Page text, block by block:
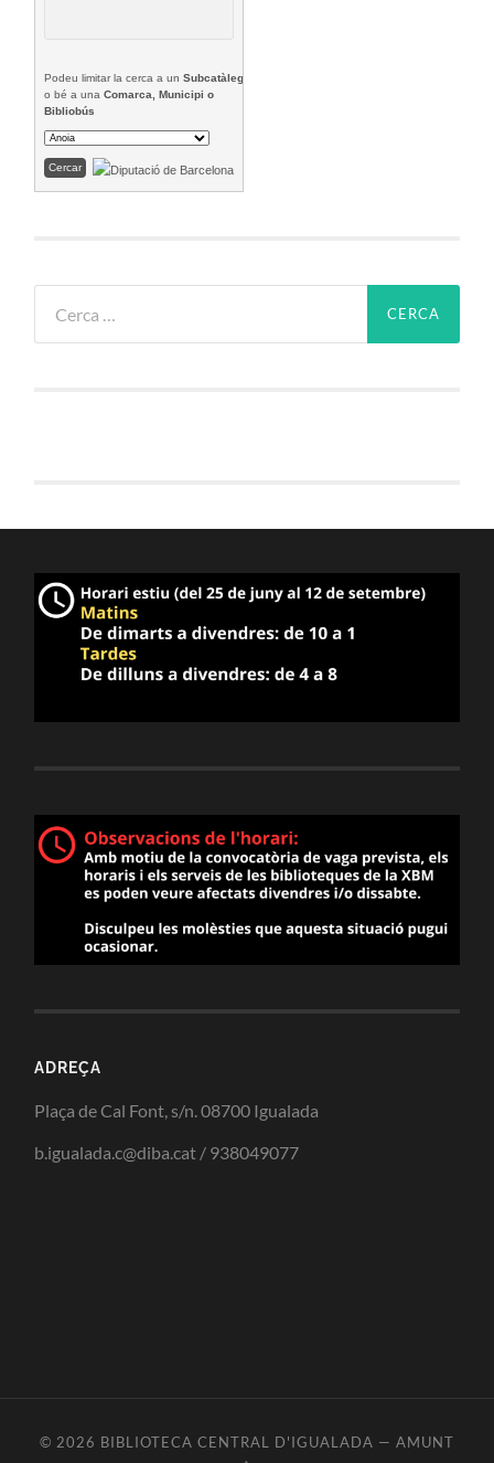
Podeu limitar la cerca a unSubcatàleg
o bé a unaComarca, Municipi o
Bibliobús
ADREÇA
Plaça de Cal Font, s/n. 08700 Igualada
b.igualada.c@diba.cat / 938049077
© 2026 BIBLIOTECA CENTRAL D'IGUALADA — AMUNT